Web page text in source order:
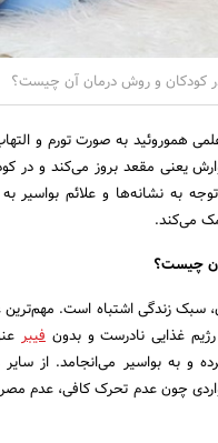
کودکان و روش درمان آن چیست؟
علمی هموروئید به صورت تورم و
یعنی مقعد بروز می‌کند و در
به نشانه‌ها و علائم بواسیر
می‌کند.
چیست؟
سبک زندگی اشتباه است. مهم‌ترین
رژیم غذایی نادرست و بدونفیبر
و به بواسیر می‌انجامد. از سایر
چون عدم تحرک کافی، عدم